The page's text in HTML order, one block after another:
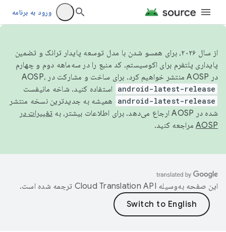
ورود به برنامه
از سال ۲۰۲۶، برای همسو شدن با مدل توسعه پایدار ترانک و تضمین
پایداری پلتفرم برای اکوسیستم، کد منبع را در سه‌ماهه دوم و چهارم
در AOSP منتشر خواهیم کرد. برای ساخت و مشارکت در AOSP،
android-latest-release استفاده کنید. شاخه مانیفست
android-latest-release
همیشه به جدیدترین نسخه منتشر
شده در AOSP ارجاع می‌دهد. برای اطلاعات بیشتر، به
تغییرات در
AOSP مراجعه کنید.
این صفحه به‌وسیله ترجمه شده است.